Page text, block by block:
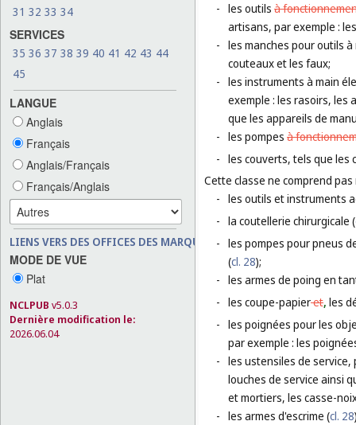
31 32 33 34
SERVICES
35 36 37 38 39 40 41 42 43 44
45
LANGUE
Anglais
Français
Anglais/Français
Français/Anglais
LIENS VERS DES OFFICES DES MARQUES
MODE DE VUE
Plat
NCLPUB v5.0.3
Dernière modification le:
2026.06.04
- les outils à
artisans, par exemple :
- les manches pour outils
couteaux et les faux;
- les instruments à main
exemple : les rasoirs, les
que les appareils de
- les pompes à
- les couverts, tels que les
Cette classe ne comprend
- les outils et instruments
- la coutellerie chirurgicale (
- les pompes pour pneus
(cl. 28);
- les armes de poing en
- les coupe-papieret, les
- les poignées pour les
par exemple : les
- les ustensiles de service,
louches de service ainsi
et mortiers, les casse-
- les armes d'escrime (cl. 28